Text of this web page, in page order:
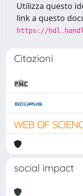
Utilizza questo
link a questo
https://
Citazioni
social impact